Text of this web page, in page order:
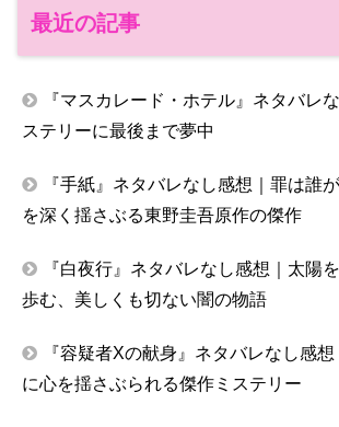
最近の記事
『マスカレード・ホテル』ネタバレ
ステリーに最後まで夢中
『手紙』ネタバレなし感想｜罪は誰
を深く揺さぶる東野圭吾原作の傑作
『白夜行』ネタバレなし感想｜太陽
歩む、美しくも切ない闇の物語
『容疑者Xの献身』ネタバレなし感
に心を揺さぶられる傑作ミステリー